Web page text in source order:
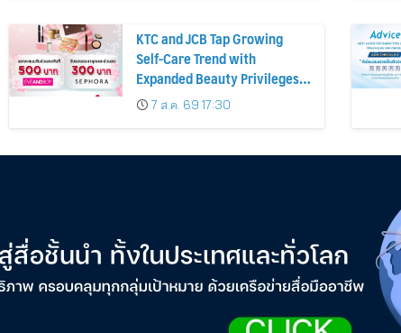
KTC and JCB Tap Growing
Self-Care Trend with
Expanded Beauty Privileges
Number of KTC JCB
Cardmembers Spending on
7 ส.ค. 69 17:30